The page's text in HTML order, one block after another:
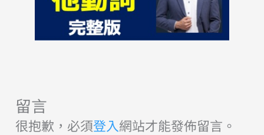
留言
很抱歉，必須登入網站才能發佈留言。